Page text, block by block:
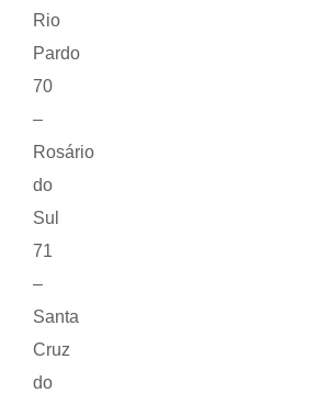
Rio
Pardo
70
–
Rosário
do
Sul
71
–
Santa
Cruz
do